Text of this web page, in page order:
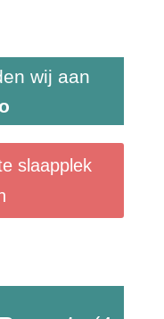
wij aan
slaapplek